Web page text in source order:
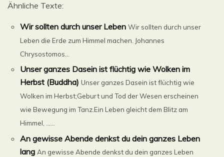
Ähnliche Texte:
Wir sollten durch unser Leben Wir sollten durch unser
Leben die Erde zum Himmel machen. Johannes
Chrysostomos...
Unser ganzes Dasein ist flüchtig wie Wolken im
Herbst (Buddha) Unser ganzes Dasein ist flüchtig wie
Wolken im Herbst;Geburt und Tod der Wesen erscheinen
wie Bewegung im Tanz.Ein Leben gleicht dem Blitz am
Himmel, ......
An gewisse Abende denkst du dein ganzes Leben
lang An gewisse Abende denkst du dein ganzes Leben